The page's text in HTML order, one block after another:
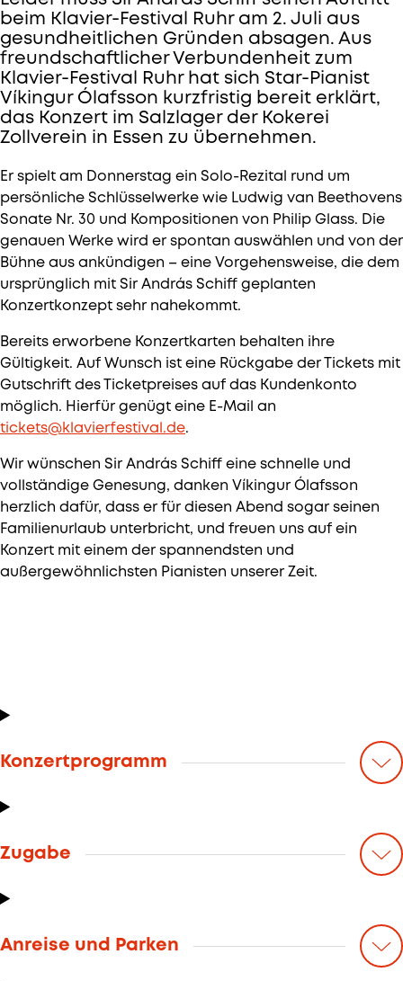
beim Klavier-Festival Ruhr am 2. Juli aus
gesundheitlichen Gründen absagen. Aus
freundschaftlicher Verbundenheit zum
Klavier-Festival Ruhr hat sich Star-Pianist
Víkingur Ólafsson kurzfristig bereit erklärt,
das Konzert im Salzlager der Kokerei
Zollverein in Essen zu übernehmen.
Er spielt am Donnerstag ein Solo-Rezital rund um
persönliche Schlüsselwerke wie Ludwig van Beethovens
Sonate Nr. 30 und Kompositionen von Philip Glass. Die
genauen Werke wird er spontan auswählen und von der
Bühne aus ankündigen – eine Vorgehensweise, die dem
ursprünglich mit Sir András Schiff geplanten
Konzertkonzept sehr nahekommt.
Bereits erworbene Konzertkarten behalten ihre
Gültigkeit. Auf Wunsch ist eine Rückgabe der Tickets mit
Gutschrift des Ticketpreises auf das Kundenkonto
möglich. Hierfür genügt eine E-Mail an
tickets@klavierfestival.de.
Wir wünschen Sir András Schiff eine schnelle und
vollständige Genesung, danken Víkingur Ólafsson
herzlich dafür, dass er für diesen Abend sogar seinen
Familienurlaub unterbricht, und freuen uns auf ein
Konzert mit einem der spannendsten und
außergewöhnlichsten Pianisten unserer Zeit.
Konzertprogramm
Zugabe
Anreise und Parken